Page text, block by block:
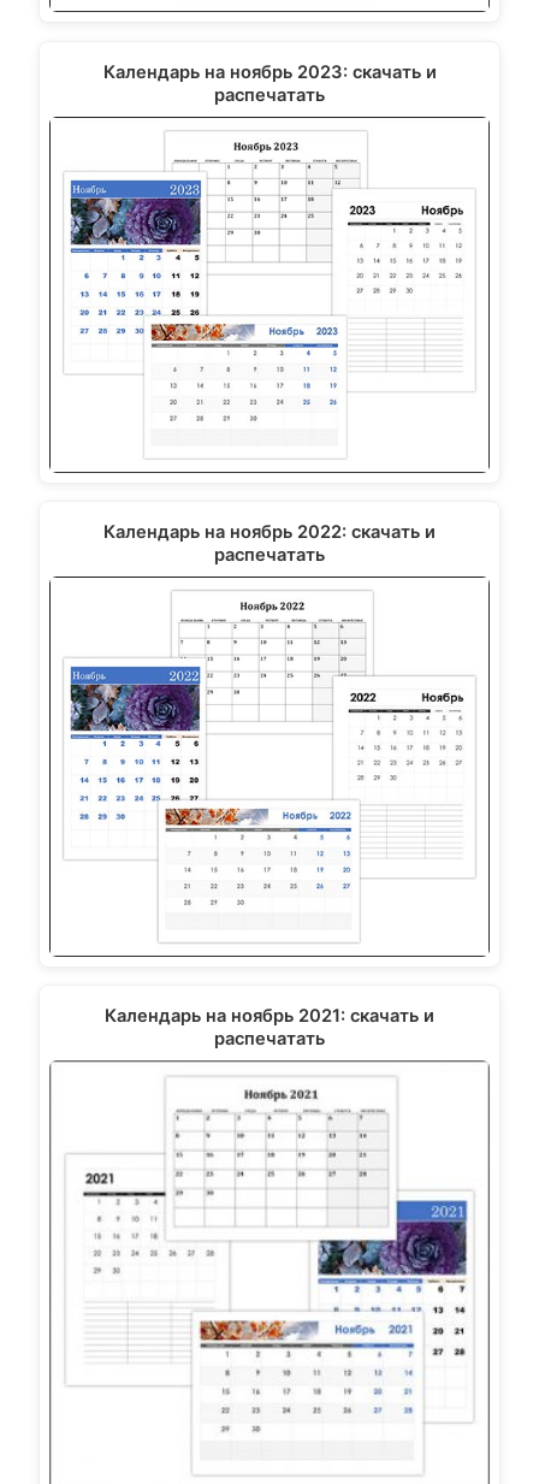
Календарь на ноябрь 2023: скачать и
распечатать
Календарь на ноябрь 2022: скачать и
распечатать
Календарь на ноябрь 2021: скачать и
распечатать